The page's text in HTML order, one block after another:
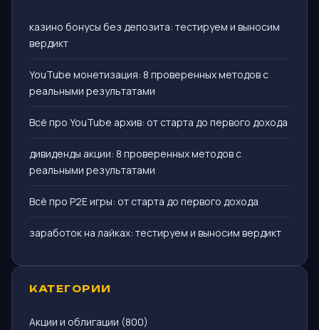
казино бонусы без депозита: тестируем и выносим
вердикт
YouTube монетизация: 8 проверенных методов с
реальными результатами
Всё про YouTube архив: от старта до первого дохода
дивиденды акции: 8 проверенных методов с
реальными результатами
Всё про P2E игры: от старта до первого дохода
заработок на лайках: тестируем и выносим вердикт
КАТЕГОРИИ
Акции и облигации (800)